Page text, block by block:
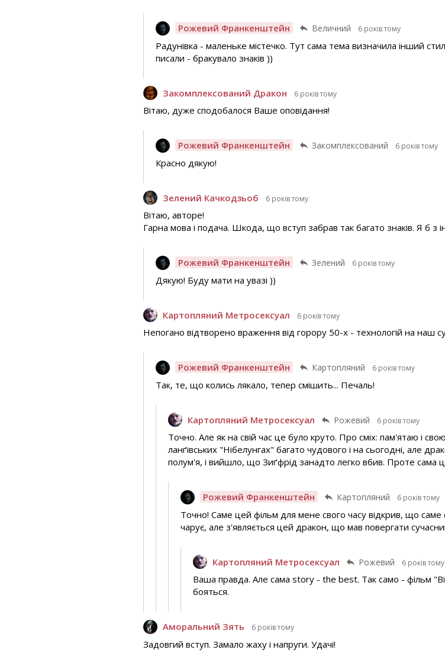
Рожевий Франкенштейн Величний 6 років тому
Радунівка - маленьке містечко. Тут сама тема визначила інший
писали - бракувало знаків ))
Закомплексований Дракон 6 років тому
Вітаю, дуже сподобалося Ваше оповідання!
Рожевий Франкенштейн Закомплексований 6 років тому
Красно дякую!
Зелений Качкодзьоб 6 років тому
Вітаю, авторе!
Гарна мова і подача. Шкода, що вступ забрав так багато знаків. Я б з
Рожевий Франкенштейн Зелений 6 років тому
Дякую! Буду мати на увазі ))
Картопляний Метросексуал 6 років тому
Непогано відтворено враження від горору 50-х - технологій на наш
Рожевий Франкенштейн Картопляний 6 років тому
Так, те, що колись лякало, тепер смішить... Печаль!
Картопляний Метросексуал Рожевий 6 років тому
Точно. Але як на свій час це було круто. Про сміх: пам'ятаю і
ланґівських "Нібелунгах" багато чудового і на сьогодні, але
полум'я, і вийшло, що Зиґфрід занадто легко вбив. Проте сама
Рожевий Франкенштейн Картопляний 6 років тому
Точно! Саме цей фільм для мене свого часу відкрив, що
чарує, але з'являється цей дракон, що мав повергати
Картопляний Метросексуал Рожевий 6 років тому
Ваша правда. Але сама story - the best. Так само - фільм
бояться.
Аморальний Зять 6 років тому
Задовгий вступ. Замало жаху і напруги. Удачі!